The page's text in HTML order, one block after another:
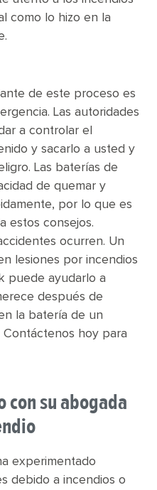
como lo hizo en la
de este proceso es
Las autoridades
a controlar el
y sacarlo a usted y
Las baterías de
de quemar y
por lo que es
estos consejos.
ocurren. Un
lesiones por incendios
puede ayudarlo a
después de
la batería de un
hoy para
con su abogada
experimentado
debido a incendios o